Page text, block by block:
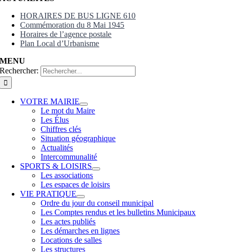
HORAIRES DE BUS LIGNE 610
Commémoration du 8 Mai 1945
Horaires de l’agence postale
Plan Local d’Urbanisme
MENU
Rechercher:
VOTRE MAIRIE
Le mot du Maire
Les Élus
Chiffres clés
Situation géographique
Actualités
Intercommunalité
SPORTS & LOISIRS
Les associations
Les espaces de loisirs
VIE PRATIQUE
Ordre du jour du conseil municipal
Les Comptes rendus et les bulletins Municipaux
Les actes publiés
Les démarches en lignes
Locations de salles
Les structures